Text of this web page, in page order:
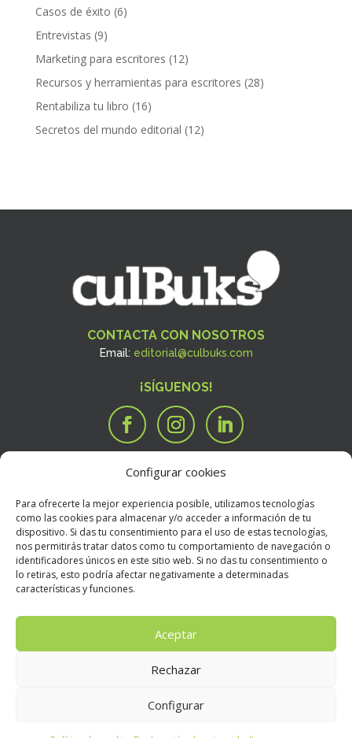
Configurar cookies
Para ofrecerte la mejor experiencia posible, utilizamos tecnologías
como las cookies para almacenar y/o acceder a información de tu
dispositivo. Si das tu consentimiento para el uso de estas tecnologías,
nos permitirás tratar datos como tu comportamiento de navegación o
identificadores únicos en este sitio web. Si no das tu consentimiento o
lo retiras, esto podría afectar negativamente a determinadas
características y funciones.
Aceptar
Rechazar
Configurar
Casos de éxito (6)
Entrevistas (9)
Marketing para escritores (12)
Recursos y herramientas para escritores (28)
Rentabiliza tu libro (16)
Secretos del mundo editorial (12)
CONTACTA CON NOSOTROS
Email: editorial@culbuks.com
¡SÍGUENOS!
i Tengo un manuscrito
RNecesito que alguien valore mi libro
BOOKSTORE
ECondiciones Generales de Contratación
E Política de devoluciones
E